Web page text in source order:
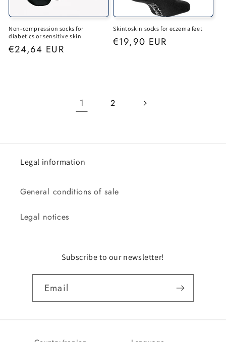
Non-compression socks for
diabetics or sensitive skin
Regular
€24,64 EUR
Skintoskin socks for eczema feet
Regular
€19,90 EUR
1 2
Legal information
General conditions of sale
Legal notices
Subscribe to our newsletter!
Email